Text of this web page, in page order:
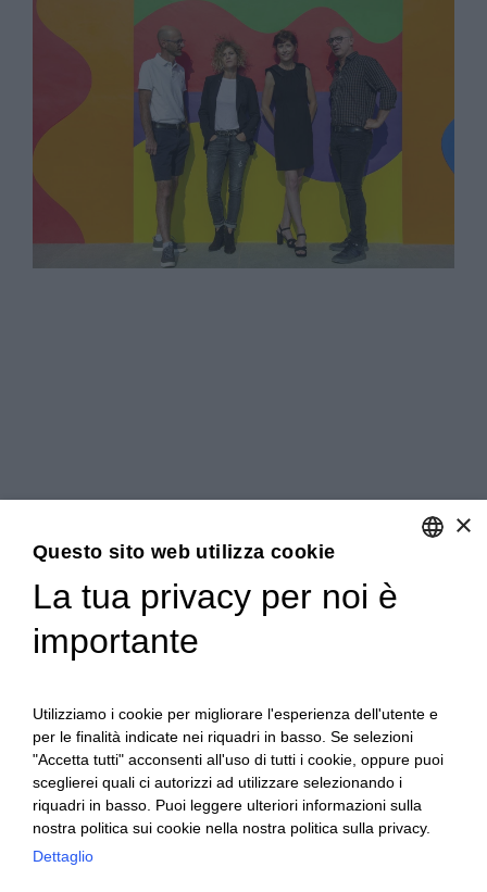
Storie
Ceretto Aziende Vitivinicole S.r.l. | Strada
×
Questo sito web utilizza cookie
La tua privacy per noi è
importante
Utilizziamo i cookie per migliorare l'esperienza dell'utente e
per le finalità indicate nei riquadri in basso. Se selezioni
"Accetta tutti" acconsenti all'uso di tutti i cookie, oppure puoi
sceglierei quali ci autorizzi ad utilizzare selezionando i
riquadri in basso. Puoi leggere ulteriori informazioni sulla
nostra politica sui cookie nella nostra politica sulla privacy.
Dettaglio